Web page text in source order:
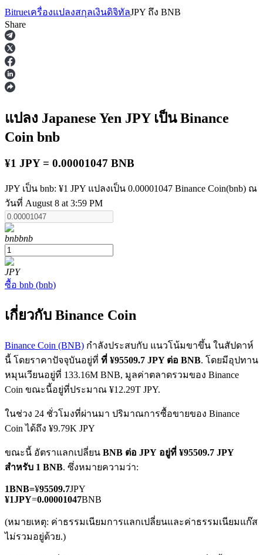
ฟิวเจอร์ส
ฟิวเจอร์ส USDT
ฟิวเจอร์สที่ใช้ USDT เป็นหลักประกัน
ฟิวเจอร์ส COIN-M
ฟิวเจอร์สสกุลเงินดิจิทัล
TradFi
อนุพันธ์ของหุ้น ฟอเร็กซ์ โลหะมีค่า และสินค้าโภคภัณฑ์
Bitrueเครื่องแปลงสกุลเงินดิจิทัลJPY ถึง BNB
Share
แปลง Japanese Yen JPYเป็น Binance
Coin bnb
¥1 JPY = 0.00001047 BNB
JPY เป็น bnb: ¥1 JPY แปลงเป็น 0.00001047 Binance Coin(bnb) ณ
วันที่ August 8 at 3:59 PM
bnbbnb
JPY
ซื้อ bnb (bnb)
เกี่ยวกับ Binance Coin
Binance Coin (BNB) กำลังประสบกับ แนวโน้มขาขึ้น ในสัปดาห์
นี้ โดยราคาปัจจุบันอยู่ที่ ที่ ¥95509.7 JPY ต่อ BNB. โดยมีอุปทาน
หมุนเวียนอยู่ที่ 133.16M BNB, มูลค่าตลาดรวมของ Binance
Coin ขณะนี้อยู่ที่ประมาณ ¥12.29T JPY.
ในช่วง 24 ชั่วโมงที่ผ่านมา ปริมาณการซื้อขายของ Binance
Coin ได้ถึง ¥9.79K JPY
ขณะนี้ อัตราแลกเปลี่ยน BNB ต่อ JPY อยู่ที่ ¥95509.7 JPY
สำหรับ 1 BNB. ซึ่งหมายความว่า:
1BNB=¥95509.7JPY
¥1JPY=0.00001047BNB
(หมายเหตุ: ค่าธรรมเนียมการแลกเปลี่ยนและค่าธรรมเนียมแก๊ส
ไม่รวมอยู่ด้วย.)